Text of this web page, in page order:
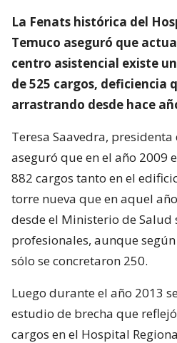
La Fenats histórica del
Temuco aseguró que
centro asistencial existe
de 525 cargos, deficiencia
arrastrando desde hace
Teresa Saavedra,
aseguró que en el año 2009
882 cargos tanto en el
torre nueva que en aquel
desde el Ministerio de Salud
profesionales, aunque
sólo se concretaron 250.
Luego durante el año 2013
estudio de brecha que
cargos en el Hospital